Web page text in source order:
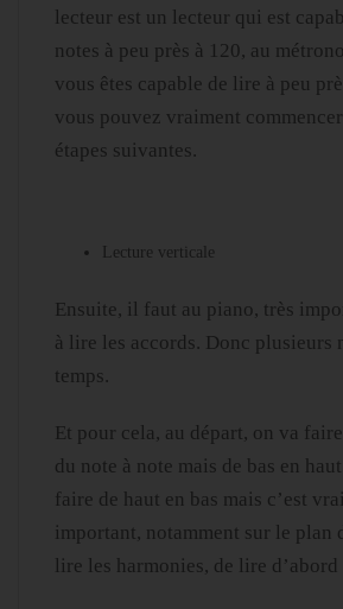
lecteur est un lecteur qui est
notes à peu près à 120, au
vous êtes capable de lire à peu
vous pouvez vraiment
étapes suivantes.
Lecture verticale
Ensuite, il faut au piano, très
à lire les accords. Donc plusieurs
temps.
Et pour cela, au départ, on va
du note à note mais de bas en
faire de haut en bas mais c’est
important, notamment sur le plan
lire les harmonies, de lire d’abord